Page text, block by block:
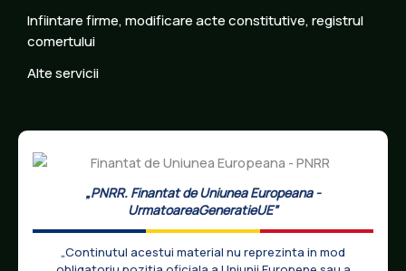
Infiintare firme, modificare acte constitutive, registrul
comertului
Alte servicii
„PNRR. Finantat de Uniunea Europeana -
UrmatoareaGeneratieUE”
„Continutul acestui material nu reprezinta in mod